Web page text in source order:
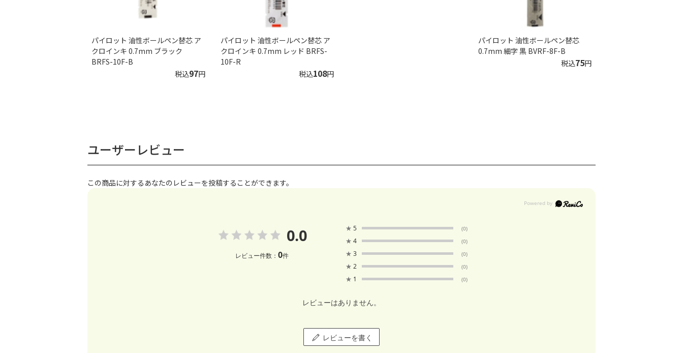
パイロット 油性ボールペン替芯 ア
クロインキ 0.7mm ブラック
BRFS-10F-B
税込97円
パイロット 油性ボールペン替芯 ア
クロインキ 0.7mm レッド BRFS-
10F-R
税込108円
パイロット 油性ボールペン替芯
0.7mm 細字 黒 BVRF-8F-B
税込75円
ユーザーレビュー
この商品に対するあなたのレビューを投稿することができます。
0.0
レビュー件数： 0件
★ 5 (0)
★ 4 (0)
★ 3 (0)
★ 2 (0)
★ 1 (0)
レビューはありません。
レビューを書く